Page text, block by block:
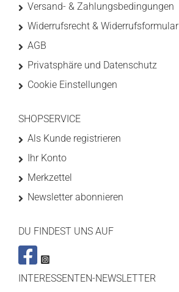
Versand- & Zahlungsbedingungen
Widerrufsrecht & Widerrufsformular
AGB
Privatsphäre und Datenschutz
Cookie Einstellungen
SHOPSERVICE
Als Kunde registrieren
Ihr Konto
Merkzettel
Newsletter abonnieren
DU FINDEST UNS AUF
INTERESSENTEN-NEWSLETTER